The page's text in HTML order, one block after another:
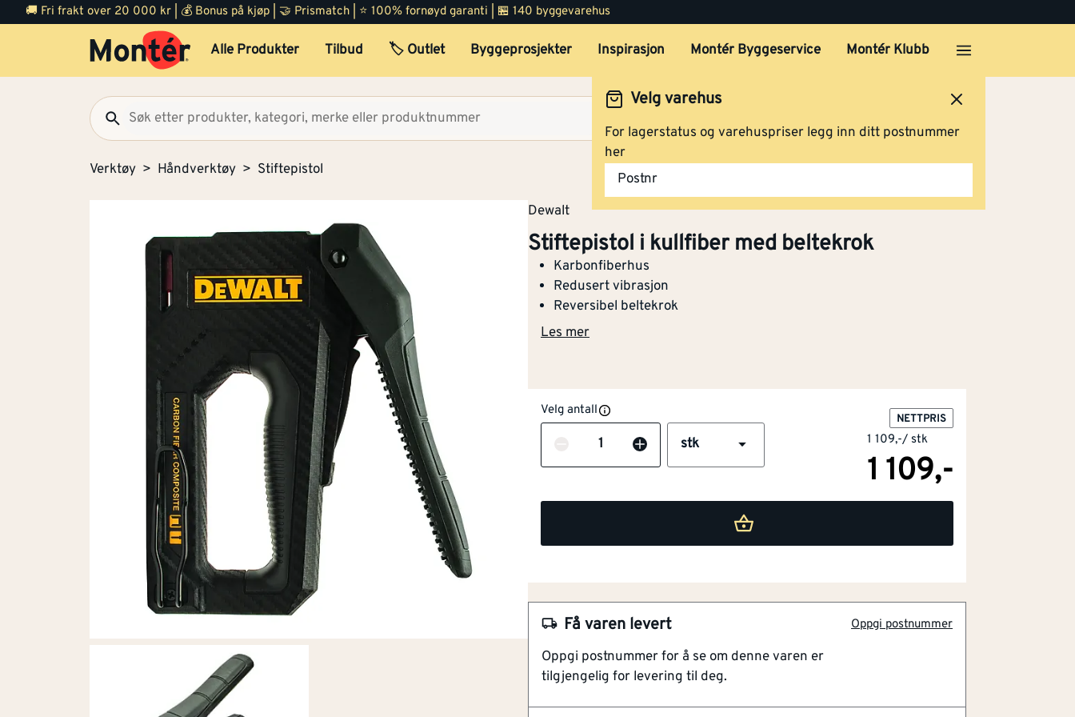
🚚 Fri frakt over 20 000 kr | 💰 Bonus på kjøp | 🤝 Prismatch | ⭐ 100% fornøyd garanti | 🏪 140 byggevarehus
Alle Produkter Tilbud 🏷️ Outlet Byggeprosjekter Inspirasjon Montér Byggeservice Montér Klubb
Velg varehus
For lagerstatus og varehuspriser legg inn ditt postnummer
her
Postnr
Verktøy Håndverktøy Stiftepistol
Dewalt
Stiftepistol i kullfiber med beltekrok
Karbonfiberhus
Redusert vibrasjon
Reversibel beltekrok
Les mer
Velg antall
Antall stk
NETTPRIS
1 109,-/ stk
1 109,-
Få varen levert Oppgi postnummer
Oppgi postnummer for å se om denne varen er
tilgjengelig for levering til deg.
Raskt påfyll av hefteklemmer
En pålitelig stiftepistol som er spesielt utviklet for krevende